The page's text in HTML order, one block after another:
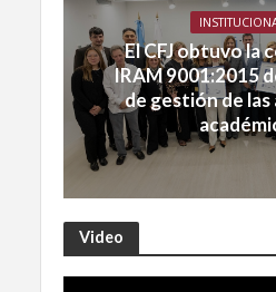
El CFJ obtuvo la
IRAM 9001:2015
de gestión de
Video